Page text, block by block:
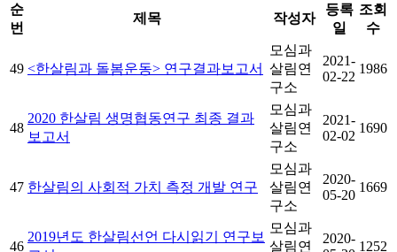
순
번
제목 작성자
등록
일
조회
수
49 <한살림과 돌봄운동> 연구결과보고서
모심과
살림연
구소
2021-
02-22
1986
48
2020 한살림 생명협동연구 최종 결과
보고서
모심과
살림연
구소
2021-
02-02
1690
47 한살림의 사회적 가치 측정 개발 연구
모심과
살림연
구소
2020-
05-20
1669
46
2019년도 한살림선언 다시읽기 연구보
모심과
살림연
2020-
1252